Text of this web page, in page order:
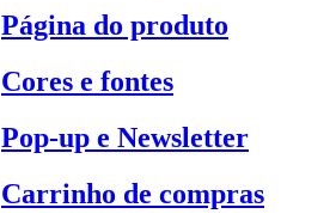
Página do produto
Cores e fontes
Pop-up e Newsletter
Carrinho de compras